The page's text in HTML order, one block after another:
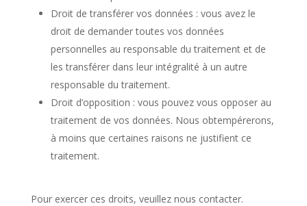
Droit de transférer vos données : vous avez le
droit de demander toutes vos données
personnelles au responsable du traitement et de
les transférer dans leur intégralité à un autre
responsable du traitement.
Droit d’opposition : vous pouvez vous opposer au
traitement de vos données. Nous obtempérerons,
à moins que certaines raisons ne justifient ce
traitement.
Pour exercer ces droits, veuillez nous contacter.